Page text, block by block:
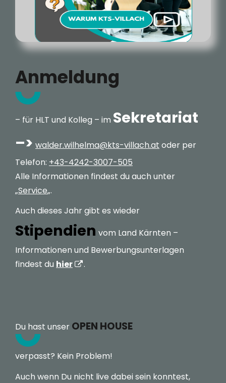
Anmeldung
– für HLT und Kolleg – im Sekretariat
–> walder.wilhelma@kts-villach.at oder per
Telefon: +43-4242-3007-505
Alle Informationen findest du auch unter
„Service„.
Auch dieses Jahr gibt es wieder
Stipendien vom Land Kärnten –
Informationen und Bewerbungsunterlagen
findest du hier .
Du hast unser OPEN HOUSE
verpasst? Kein Problem!
Auch wenn Du nicht live dabei sein konntest,